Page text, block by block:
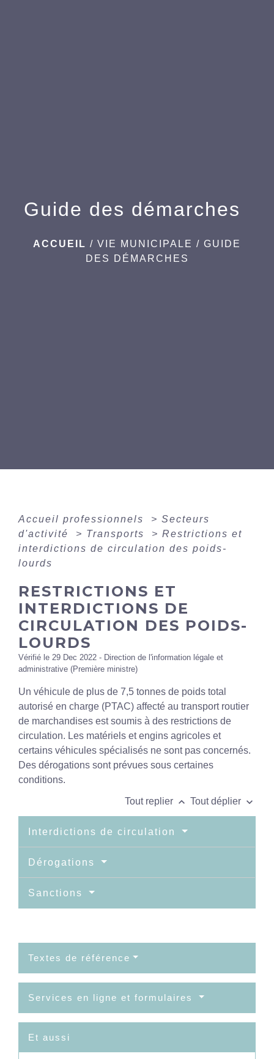
Guide des démarches
ACCUEIL / VIE MUNICIPALE / GUIDE
DES DÉMARCHES
Accueil professionnels > Secteurs
d'activité
> Transports > Restrictions et
interdictions de circulation des poids-
lourds
RESTRICTIONS ET
INTERDICTIONS DE
CIRCULATION DES POIDS-
LOURDS
Vérifié le 29 Dec 2022 - Direction de l'information légale et
administrative (Première ministre)
Un véhicule de plus de 7,5 tonnes de poids total
autorisé en charge (PTAC) affecté au transport routier
de marchandises est soumis à des restrictions de
circulation. Les matériels et engins agricoles et
certains véhicules spécialisés ne sont pas concernés.
Des dérogations sont prévues sous certaines
conditions.
Tout replier keyboard_arrow_up Tout déplier keyboard_arrow_down
Interdictions de circulation
Dérogations
Sanctions
Textes de référence
Services en ligne et formulaires
Et aussi